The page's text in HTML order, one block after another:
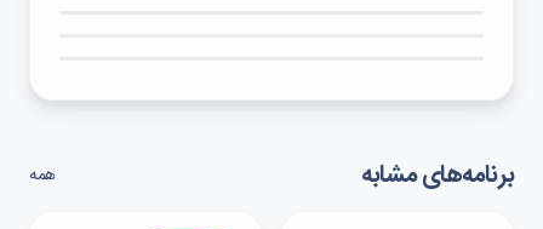
برنامه‌های مشابه همه